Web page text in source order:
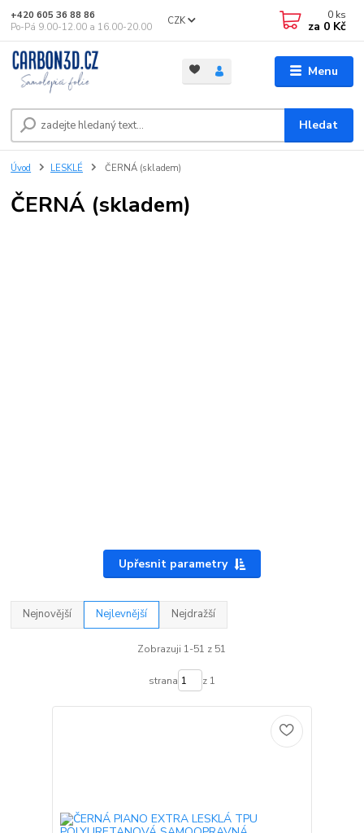
Menu
CZK
Hledat
+420 605 36 88 86
Po-Pá 9.00-12.00 a 16.00-20.00
0 ks
za 0 Kč
Úvod LESKLÉ ČERNÁ (skladem)
ČERNÁ (skladem)
Upřesnit parametry
Nejnovější Nejlevnější Nejdražší
Zobrazuji 1-51 z 51
strana z 1